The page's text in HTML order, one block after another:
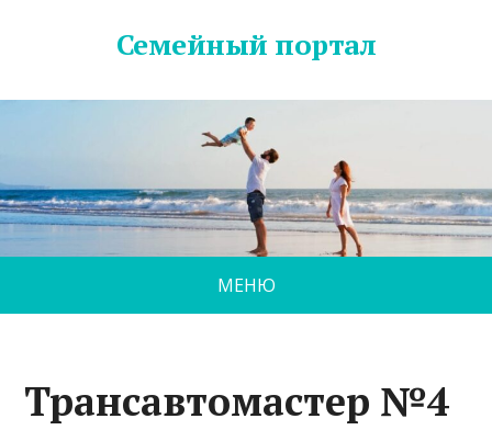
Семейный портал
МЕНЮ
Трансавтомастер №4